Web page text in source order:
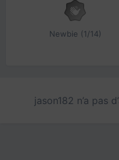
Newbie (1/14)
jason182 n’a pas